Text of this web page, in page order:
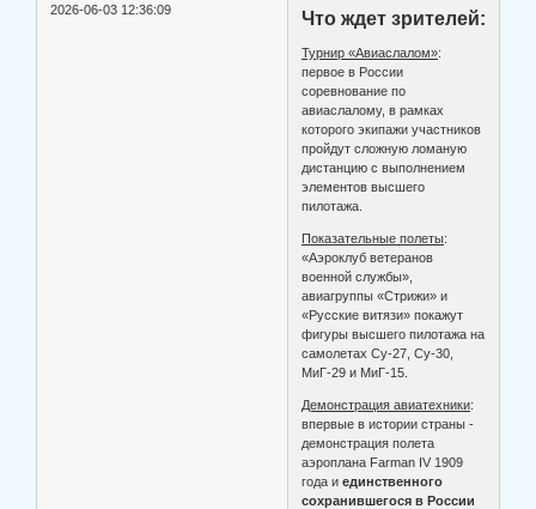
2026-06-03 12:36:09
Что ждет зрителей:
Турнир «Авиаслалом»:
первое в России
соревнование по
авиаслалому, в рамках
которого экипажи участников
пройдут сложную ломаную
дистанцию с выполнением
элементов высшего
пилотажа.
Показательные полеты:
«Аэроклуб ветеранов
военной службы»,
авиагруппы «Стрижи» и
«Русские витязи» покажут
фигуры высшего пилотажа на
самолетах Су-27, Су-30,
МиГ-29 и МиГ-15.
Демонстрация авиатехники:
впервые в истории страны -
демонстрация полета
аэроплана Farman IV 1909
года иединственного
сохранившегося в России